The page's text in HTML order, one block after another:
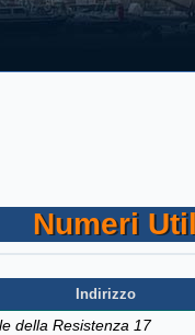
Numeri
Indirizzo
della Resistenza 17